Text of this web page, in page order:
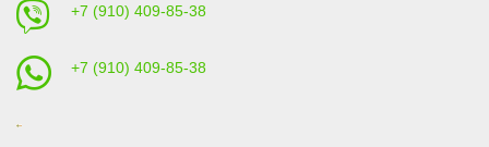
+7 (910) 409-85-38
+7 (910) 409-85-38